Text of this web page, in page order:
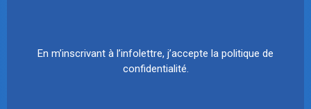
En m’inscrivant à l’infolettre, j’accepte la politique de
confidentialité